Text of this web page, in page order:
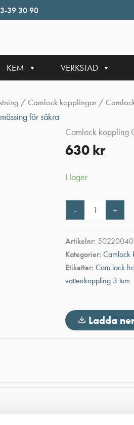
39 30 90
KEM VERKSTAD
/ Camlock kopplingar /
Camlock koppling
630 kr
I lager
-
koppling
för
slang
Aluminium
1/2"
+
Artikelnr: 50220040
Kategorier: Camlock
Etiketter: Cam lock
vattenkoppling 3 tum
Ladda